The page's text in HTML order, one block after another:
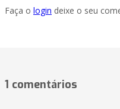
Faça o login deixe o seu
1 comentários